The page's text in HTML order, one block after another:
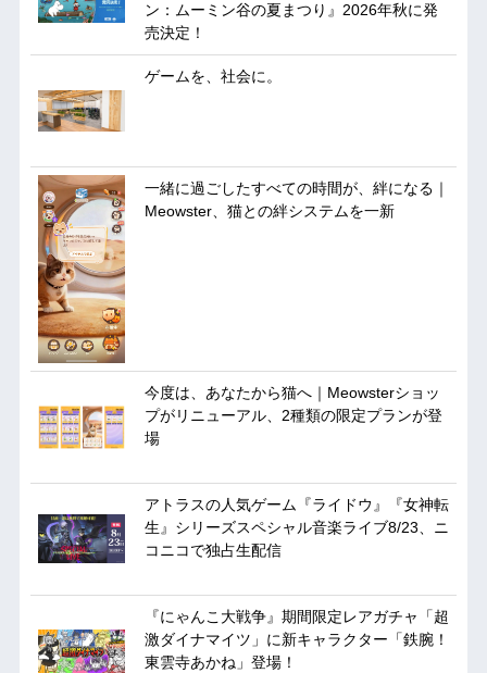
ン：ムーミン谷の夏まつり』2026年秋に発
売決定！
ゲームを、社会に。
一緒に過ごしたすべての時間が、絆になる｜
Meowster、猫との絆システムを一新
今度は、あなたから猫へ｜Meowsterショッ
プがリニューアル、2種類の限定プランが登
場
アトラスの人気ゲーム『ライドウ』『女神転
生』シリーズスペシャル音楽ライブ8/23、ニ
コニコで独占生配信
『にゃんこ大戦争』期間限定レアガチャ「超
激ダイナマイツ」に新キャラクター「鉄腕！
東雲寺あかね」登場！